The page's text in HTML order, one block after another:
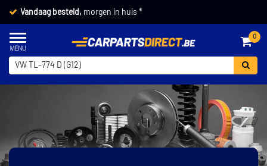
Vandaag besteld, morgen in huis *
0